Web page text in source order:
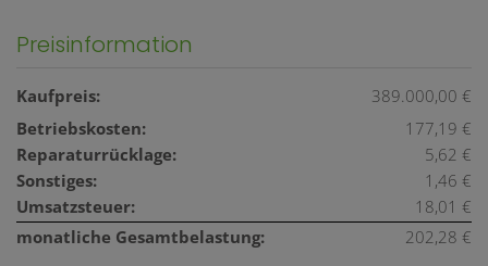
Preisinformation
Kaufpreis:
389.000,00 €
Betriebskosten:
177,19 €
Reparaturrücklage:
5,62 €
Sonstiges:
1,46 €
Umsatzsteuer:
18,01 €
monatliche Gesamtbelastung:
202,28 €